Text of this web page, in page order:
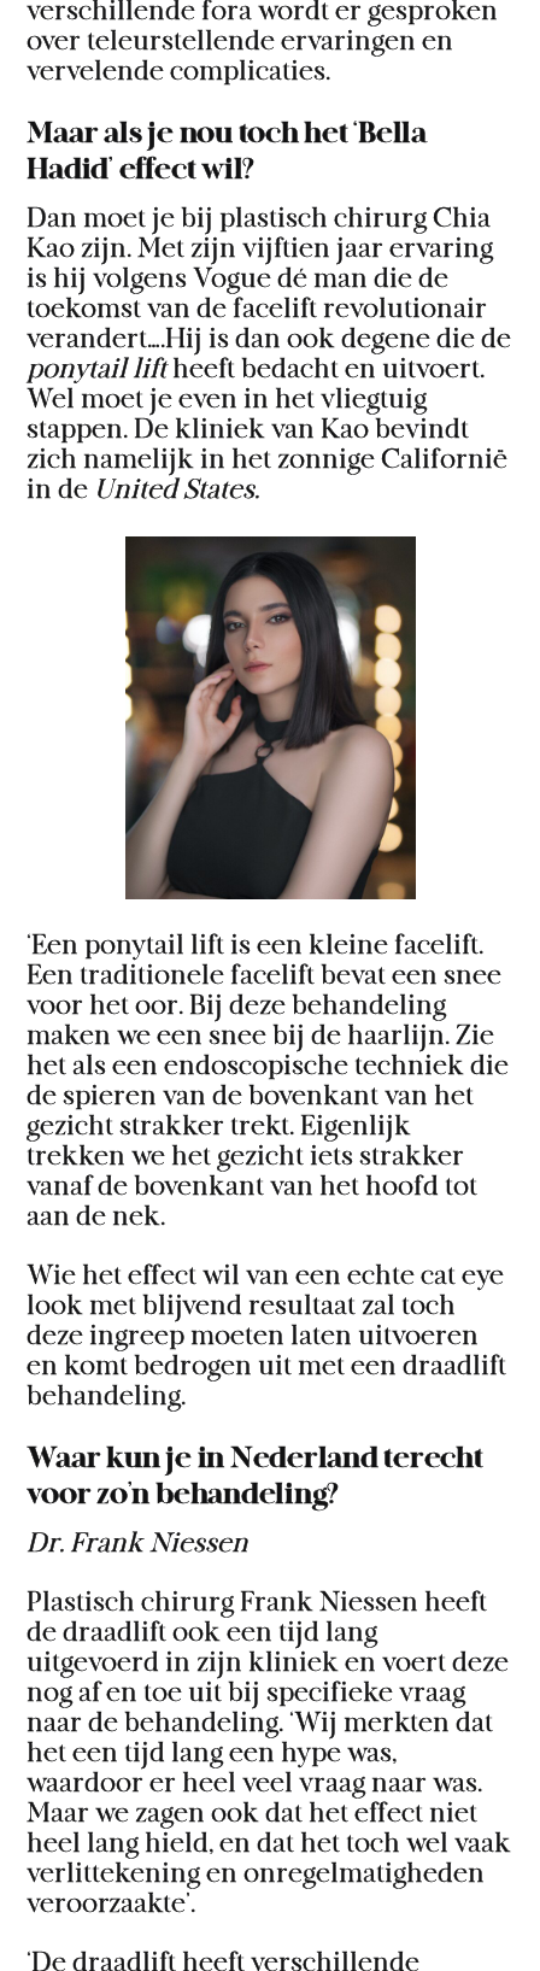
verschillende fora wordt er gesproken
over teleurstellende ervaringen en
vervelende complicaties.
Maar als je nou toch het ‘Bella
Hadid’ effect wil?
Dan moet je bij plastisch chirurg Chia
Kao zijn. Met zijn vijftien jaar ervaring
is hij volgens Vogue dé man die de
toekomst van de facelift revolutionair
verandert….Hij is dan ook degene die de
ponytail liftheeft bedacht en uitvoert.
Wel moet je even in het vliegtuig
stappen. De kliniek van Kao bevindt
zich namelijk in het zonnige Californië
in de United States.
‘Een ponytail lift is een kleine facelift.
Een traditionele facelift bevat een snee
voor het oor. Bij deze behandeling
maken we een snee bij de haarlijn. Zie
het als een endoscopische techniek die
de spieren van de bovenkant van het
gezicht strakker trekt. Eigenlijk
trekken we het gezicht iets strakker
vanaf de bovenkant van het hoofd tot
aan de nek.
Wie het effect wil van een echte cat eye
look met blijvend resultaat zal toch
deze ingreep moeten laten uitvoeren
en komt bedrogen uit met een draadlift
behandeling.
Waar kun je in Nederland terecht
voor zo’n behandeling?
Dr. Frank Niessen
Plastisch chirurg Frank Niessen heeft
de draadlift ook een tijd lang
uitgevoerd in zijn kliniek en voert deze
nog af en toe uit bij specifieke vraag
naar de behandeling. ‘Wij merkten dat
het een tijd lang een hype was,
waardoor er heel veel vraag naar was.
Maar we zagen ook dat het effect niet
heel lang hield, en dat het toch wel vaak
verlittekening en onregelmatigheden
veroorzaakte’.
‘De draadlift heeft verschillende